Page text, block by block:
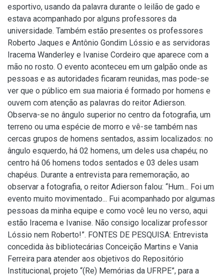
esportivo, usando da palavra durante o leilão de gado e
estava acompanhado por alguns professores da
universidade. Também estão presentes os professores
Roberto Jaques e Antônio Gondim Lóssio e as servidoras
Iracema Wanderley e Ivanise Cordeiro que aparece com a
mão no rosto. O evento aconteceu em um galpão onde as
pessoas e as autoridades ficaram reunidas, mas pode-se
ver que o público em sua maioria é formado por homens e
ouvem com atenção as palavras do reitor Adierson.
Observa-se no ângulo superior no centro da fotografia, um
terreno ou uma espécie de morro e vê-se também nas
cercas grupos de homens sentados, assim localizados: no
ângulo esquerdo, há 02 homens, um deles usa chapéu; no
centro há 06 homens todos sentados e 03 deles usam
chapéus. Durante a entrevista para rememoração, ao
observar a fotografia, o reitor Adierson falou: “Hum... Foi um
evento muito movimentado... Fui acompanhado por algumas
pessoas da minha equipe e como você leu no verso, aqui
estão Iracema e Ivanise. Não consigo localizar professor
Lóssio nem Roberto!”. FONTES DE PESQUISA: Entrevista
concedida às bibliotecárias Conceição Martins e Vania
Ferreira para atender aos objetivos do Repositório
Institucional, projeto “(Re) Memórias da UFRPE”, para a